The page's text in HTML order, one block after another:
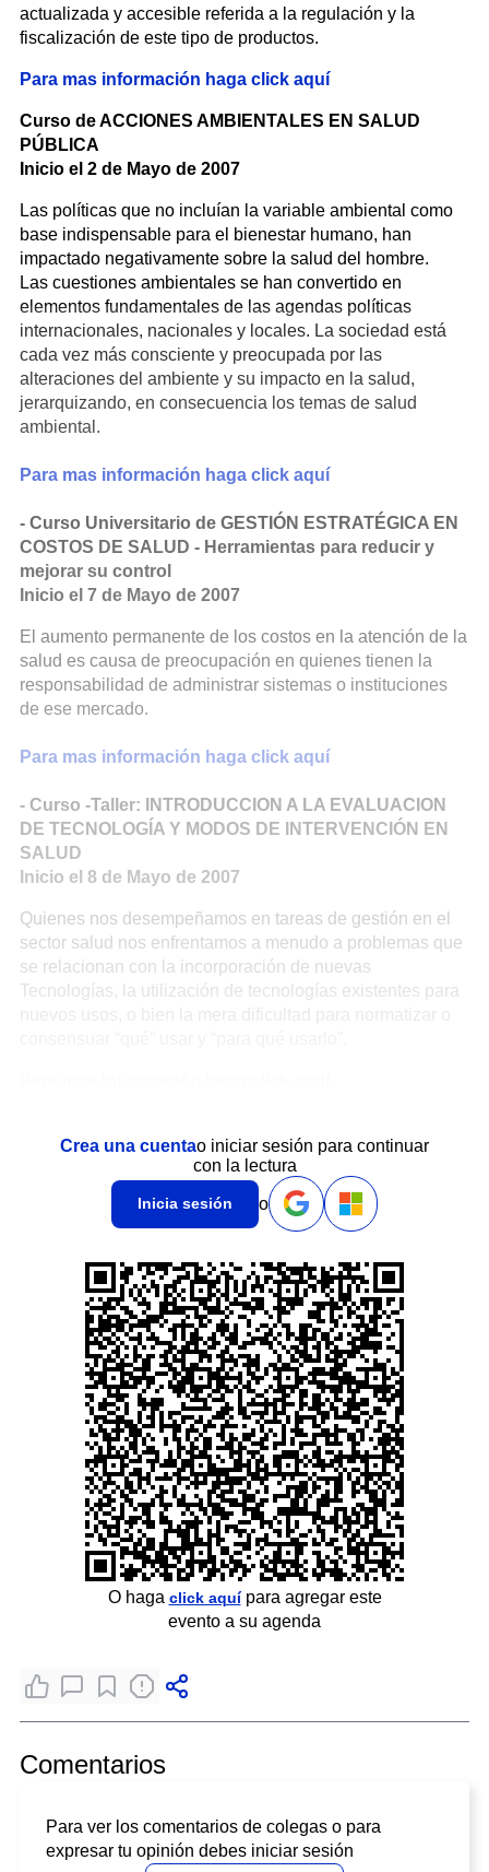
actualizada y accesible referida a la regulación y la
fiscalización de este tipo de productos.
Para mas información haga click aquí
Curso de ACCIONES AMBIENTALES EN SALUD
PÚBLICA
Inicio el 2 de Mayo de 2007
Las políticas que no incluían la variable ambiental como
base indispensable para el bienestar humano, han
impactado negativamente sobre la salud del hombre.
Las cuestiones ambientales se han convertido en
elementos fundamentales de las agendas políticas
internacionales, nacionales y locales. La sociedad está
cada vez más consciente y preocupada por las
alteraciones del ambiente y su impacto en la salud,
jerarquizando, en consecuencia los temas de salud
ambiental.
Para mas información haga click aquí
- Curso Universitario de GESTIÓN ESTRATÉGICA EN
COSTOS DE SALUD - Herramientas para reducir y
mejorar su control
Inicio el 7 de Mayo de 2007
El aumento permanente de los costos en la atención de la
salud es causa de preocupación en quienes tienen la
responsabilidad de administrar sistemas o instituciones
de ese mercado.
Para mas información haga click aquí
- Curso -Taller: INTRODUCCION A LA EVALUACION
DE TECNOLOGÍA Y MODOS DE INTERVENCIÓN EN
SALUD
Inicio el 8 de Mayo de 2007
Quienes nos desempeñamos en tareas de gestión en el
sector salud nos enfrentamos a menudo a problemas que
se relacionan con la incorporación de nuevas
Tecnologías, la utilización de tecnologías existentes para
Crea una cuentao iniciar sesión para continuar
con la lectura
Inicia sesión o
O haga click aquípara agregar este
evento a su agenda
Comentarios
Para ver los comentarios de colegas o para
expresar tu opinión debes iniciar sesión